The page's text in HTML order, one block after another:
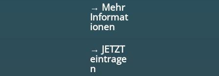
→ Mehr
Informat
ionen
→ JETZT
eintrage
n